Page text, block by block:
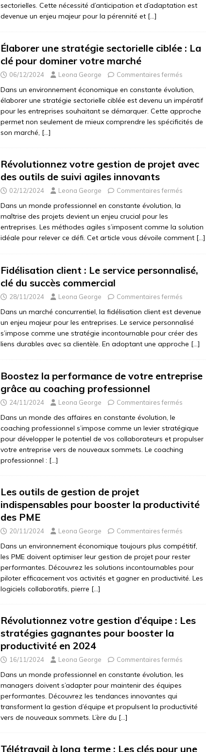
sectorielles. Cette nécessité d’anticipation et d’adaptation est
devenue un enjeu majeur pour la pérennité et […]
Élaborer une stratégie sectorielle ciblée : La
clé pour dominer votre marché
06/12/2024 Leona George Commentaires fermés
Dans un environnement économique en constante évolution,
élaborer une stratégie sectorielle ciblée est devenu un impératif
pour les entreprises souhaitant se démarquer. Cette approche
permet non seulement de mieux comprendre les spécificités de
son marché, […]
Révolutionnez votre gestion de projet avec
des outils de suivi agiles innovants
02/12/2024 Leona George Commentaires fermés
Dans un monde professionnel en constante évolution, la
maîtrise des projets devient un enjeu crucial pour les
entreprises. Les méthodes agiles s’imposent comme la solution
idéale pour relever ce défi. Cet article vous dévoile comment […]
Fidélisation client : Le service personnalisé,
clé du succès commercial
28/11/2024 Leona George Commentaires fermés
Dans un marché concurrentiel, la fidélisation client est devenue
un enjeu majeur pour les entreprises. Le service personnalisé
s’impose comme une stratégie incontournable pour créer des
liens durables avec sa clientèle. En adoptant une approche […]
Boostez la performance de votre entreprise
grâce au coaching professionnel
24/11/2024 Leona George Commentaires fermés
Dans un monde des affaires en constante évolution, le
coaching professionnel s’impose comme un levier stratégique
pour développer le potentiel de vos collaborateurs et propulser
votre entreprise vers de nouveaux sommets. Le coaching
professionnel : […]
Les outils de gestion de projet
indispensables pour booster la productivité
des PME
20/11/2024 Leona George Commentaires fermés
Dans un environnement économique toujours plus compétitif,
les PME doivent optimiser leur gestion de projet pour rester
performantes. Découvrez les solutions incontournables pour
piloter efficacement vos activités et gagner en productivité. Les
logiciels collaboratifs, pierre […]
Révolutionnez votre gestion d’équipe : Les
stratégies gagnantes pour booster la
productivité en 2024
16/11/2024 Leona George Commentaires fermés
Dans un monde professionnel en constante évolution, les
managers doivent s’adapter pour maintenir des équipes
performantes. Découvrez les tendances innovantes qui
transforment la gestion d’équipe et propulsent la productivité
vers de nouveaux sommets. L’ère du […]
Télétravail à long terme : Les clés pour une